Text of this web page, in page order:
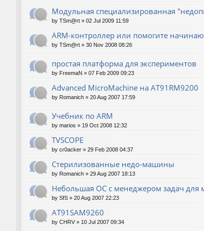
Модульная специализированная
by TSm@rt » 02 Jul 2009 11:59
ARM-контроллер или помогите
by TSm@rt » 30 Nov 2008 08:26
простая платформа для экспериментов
by FreemaN » 07 Feb 2009 09:23
Advanced MicroMachine на AT91RM9200
by Romanich » 20 Aug 2007 17:59
Учебник по ARM
by marios » 19 Oct 2008 12:32
TVSCOPE
by cr0acker » 29 Feb 2008 04:37
Стерилизованные недо-машины
by Romanich » 29 Aug 2007 18:13
Небольшая ОС с менеджером задач для
by SfS » 20 Aug 2007 22:23
AT91SAM9260
by CHRV » 10 Jul 2007 09:34